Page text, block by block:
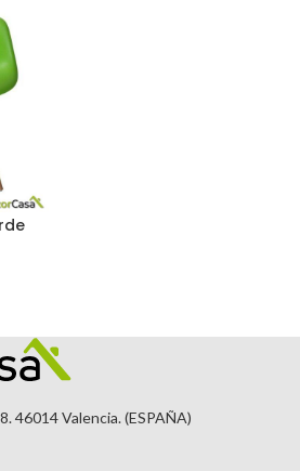
46014 Valencia. (ESPAÑA)